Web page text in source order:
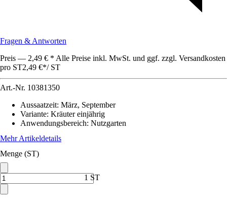
Fragen & Antworten
Preis — 2,49 € * Alle Preise inkl. MwSt. und ggf. zzgl. Versandkosten
pro ST2,49 €*/ ST
Art.-Nr. 10381350
Aussaatzeit: März, September
Variante: Kräuter einjährig
Anwendungsbereich: Nutzgarten
Mehr Artikeldetails
Menge (ST)
1 ST